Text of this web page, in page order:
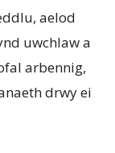
aelod
uwchlaw a
arbennig,
drwy ei